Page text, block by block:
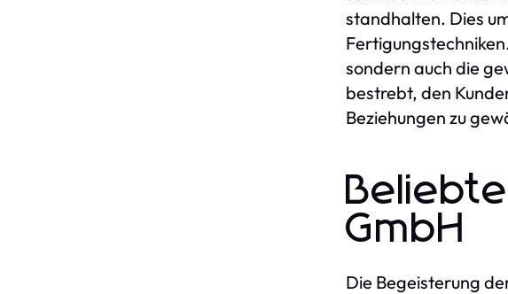
standhalten. Dies
sondern auch die
bestrebt, den
Beziehungen zu
GmbH
Die Begeisterung